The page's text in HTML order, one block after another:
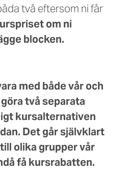
två eftersom ni får
om ni
blocken.
med både vår och
två separata
kursalternativen
Det går självklart
olika grupper vår
få kursrabatten.